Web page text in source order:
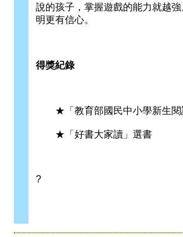
說的孩子，掌握遊戲的能力就越
明更有信心。
得獎紀錄
★「教育部國民中小學新生閱
★「好書大家讀」選書
?